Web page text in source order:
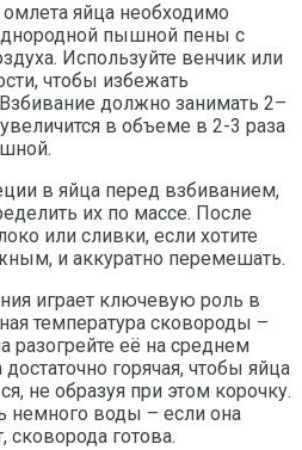
яйца необходимо
пышной пены с
Используйте венчик или
чтобы избежать
должно занимать 2–
в объеме в 2-3 раза
в яйца перед взбиванием,
их по массе. После
или сливки, если хотите
и аккуратно перемешать.
играет ключевую роль в
температура сковороды –
разогрейте её на среднем
горячая, чтобы яйца
не образуя при этом корочку.
немного воды – если она
сковорода готова.